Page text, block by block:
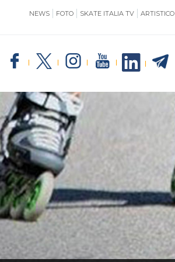
NEWS FOTO SKATE ITALIA TV ARTISTICO
SKATE ITALIA
GIUSTIZIA
IMPIANTISTICA